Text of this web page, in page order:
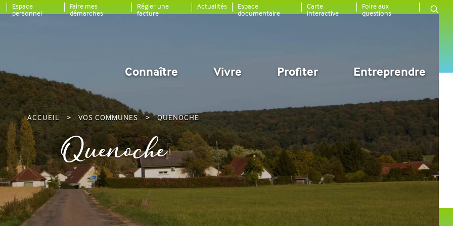
Espace
personnel
Faire mes
démarches
Régler une
facture
Actualités Espace
documentaire
Carte
interactive
Foire aux
questions
Connaître Vivre Profiter Entreprendre
ACCUEIL VOS COMMUNES QUENOCHE
Quenoche